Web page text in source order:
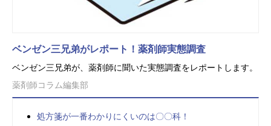
ベンゼン三兄弟がレポート！薬剤師実態調査
ベンゼン三兄弟が、薬剤師に聞いた実態調査をレポートします。
薬剤師コラム編集部
処方箋が一番わかりにくいのは〇〇科！